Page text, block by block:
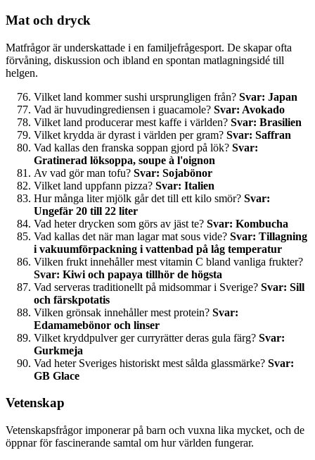
Mat och dryck
Matfrågor är underskattade i en familjefrågesport. De skapar ofta
förvåning, diskussion och ibland en spontan matlagningsidé till
helgen.
Vilket land kommer sushi ursprungligen från? Svar: Japan
Vad är huvudingrediensen i guacamole? Svar: Avokado
Vilket land producerar mest kaffe i världen? Svar: Brasilien
Vilket krydda är dyrast i världen per gram? Svar: Saffran
Vad kallas den franska soppan gjord på lök? Svar:
Gratinerad löksoppa, soupe à l'oignon
Av vad gör man tofu? Svar: Sojabönor
Vilket land uppfann pizza? Svar: Italien
Hur många liter mjölk går det till ett kilo smör? Svar:
Ungefär 20 till 22 liter
Vad heter drycken som görs av jäst te? Svar: Kombucha
Vad kallas det när man lagar mat sous vide? Svar: Tillagning
i vakuumförpackning i vattenbad på låg temperatur
Vilken frukt innehåller mest vitamin C bland vanliga frukter?
Svar: Kiwi och papaya tillhör de högsta
Vad serveras traditionellt på midsommar i Sverige? Svar: Sill
och färskpotatis
Vilken grönsak innehåller mest protein? Svar:
Edamamebönor och linser
Vilket kryddpulver ger curryrätter deras gula färg? Svar:
Gurkmeja
Vad heter Sveriges historiskt mest sålda glassmärke? Svar:
GB Glace
Vetenskap
Vetenskapsfrågor imponerar på barn och vuxna lika mycket, och de
öppnar för fascinerande samtal om hur världen fungerar.